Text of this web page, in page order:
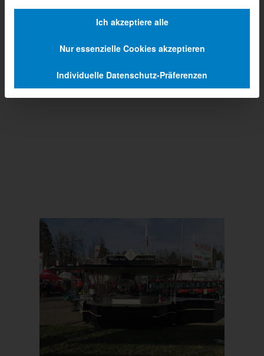
Ich akzeptiere alle
Nur essenzielle Cookies akzeptieren
Individuelle Datenschutz-Präferenzen